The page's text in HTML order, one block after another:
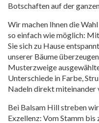
Botschaften auf der
Wir machen Ihnen die
so einfach wie möglich:
Sie sich zu Hause
unserer Bäume
Musterzweige
Unterschiede in Farbe,
Nadeln direkt miteinander
Bei Balsam Hill streben
Exzellenz: Vom Stamm